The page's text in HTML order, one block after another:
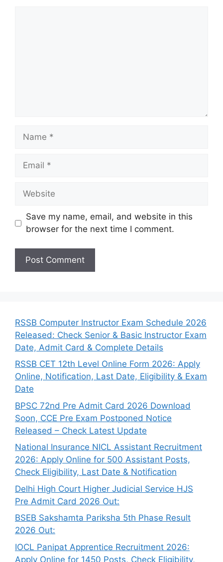
Name
Email
Website
Save my name, email, and website in this
browser for the next time I comment.
RSSB Computer Instructor Exam Schedule 2026
Released: Check Senior & Basic Instructor Exam
Date, Admit Card & Complete Details
RSSB CET 12th Level Online Form 2026: Apply
Online, Notification, Last Date, Eligibility & Exam
Date
BPSC 72nd Pre Admit Card 2026 Download
Soon, CCE Pre Exam Postponed Notice
Released – Check Latest Update
National Insurance NICL Assistant Recruitment
2026: Apply Online for 500 Assistant Posts,
Check Eligibility, Last Date & Notification
Delhi High Court Higher Judicial Service HJS
Pre Admit Card 2026 Out:
BSEB Sakshamta Pariksha 5th Phase Result
2026 Out:
IOCL Panipat Apprentice Recruitment 2026:
Apply Online for 1450 Posts, Check Eligibility,